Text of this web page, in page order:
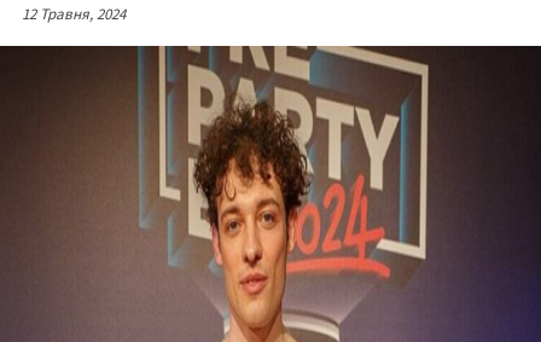
12 Травня, 2024